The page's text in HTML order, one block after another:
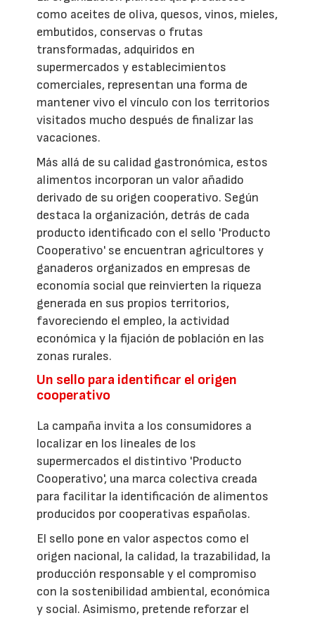
como aceites de oliva, quesos, vinos, mieles,
embutidos, conservas o frutas
transformadas, adquiridos en
supermercados y establecimientos
comerciales, representan una forma de
mantener vivo el vínculo con los territorios
visitados mucho después de finalizar las
vacaciones.
Más allá de su calidad gastronómica, estos
alimentos incorporan un valor añadido
derivado de su origen cooperativo. Según
destaca la organización, detrás de cada
producto identificado con el sello 'Producto
Cooperativo' se encuentran agricultores y
ganaderos organizados en empresas de
economía social que reinvierten la riqueza
generada en sus propios territorios,
favoreciendo el empleo, la actividad
económica y la fijación de población en las
zonas rurales.
Un sello para identificar el origen
cooperativo
La campaña invita a los consumidores a
localizar en los lineales de los
supermercados el distintivo 'Producto
Cooperativo', una marca colectiva creada
para facilitar la identificación de alimentos
producidos por cooperativas españolas.
El sello pone en valor aspectos como el
origen nacional, la calidad, la trazabilidad, la
producción responsable y el compromiso
con la sostenibilidad ambiental, económica
y social. Asimismo, pretende reforzar el